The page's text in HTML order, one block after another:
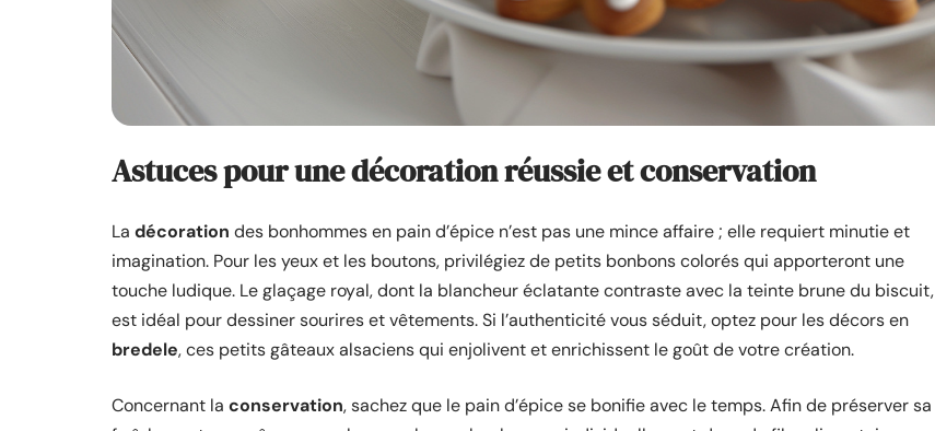
Astuces pour une décoration réussie et conservation
La décoration des bonhommes en pain d’épice n’est pas une mince affaire ; elle requiert minutie et
imagination. Pour les yeux et les boutons, privilégiez de petits bonbons colorés qui apporteront une
touche ludique. Le glaçage royal, dont la blancheur éclatante contraste avec la teinte brune du biscuit,
est idéal pour dessiner sourires et vêtements. Si l’authenticité vous séduit, optez pour les décors en
bredele, ces petits gâteaux alsaciens qui enjolivent et enrichissent le goût de votre création.
Concernant la conservation, sachez que le pain d’épice se bonifie avec le temps. Afin de préserver sa